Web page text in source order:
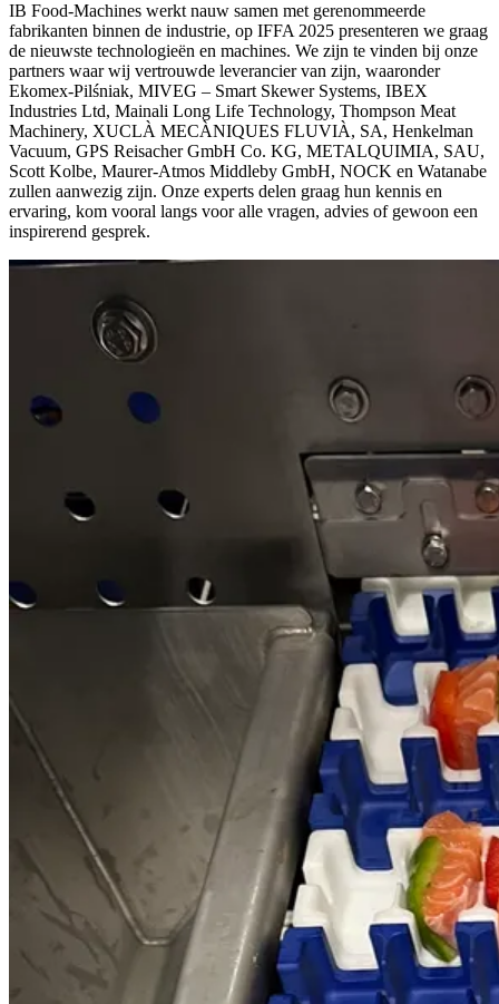
IB Food-Machines werkt nauw samen met gerenommeerde
fabrikanten binnen de industrie, op IFFA 2025 presenteren we graag
de nieuwste technologieën en machines. We zijn te vinden bij onze
partners waar wij vertrouwde leverancier van zijn, waaronder
Ekomex-Pilśniak, MIVEG – Smart Skewer Systems, IBEX
Industries Ltd, Mainali Long Life Technology, Thompson Meat
Machinery, XUCLÀ MECÀNIQUES FLUVIÀ, SA, Henkelman
Vacuum, GPS Reisacher GmbH Co. KG, METALQUIMIA, SAU,
Scott Kolbe, Maurer-Atmos Middleby GmbH, NOCK en Watanabe
zullen aanwezig zijn. Onze experts delen graag hun kennis en
ervaring, kom vooral langs voor alle vragen, advies of gewoon een
inspirerend gesprek.